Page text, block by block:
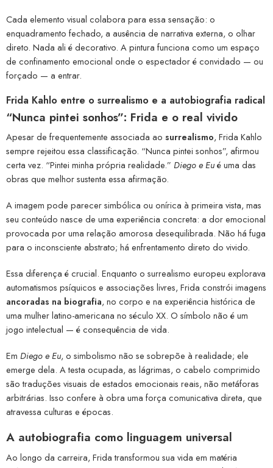
Cada elemento visual colabora para essa sensação: o
enquadramento fechado, a ausência de narrativa externa, o olhar
direto. Nada ali é decorativo. A pintura funciona como um espaço
de confinamento emocional onde o espectador é convidado — ou
forçado — a entrar.
Frida Kahlo entre o surrealismo e a autobiografia radical
“Nunca pintei sonhos”: Frida e o real vivido
Apesar de frequentemente associada ao surrealismo, Frida Kahlo
sempre rejeitou essa classificação. “Nunca pintei sonhos”, afirmou
certa vez. “Pintei minha própria realidade.” Diego e Eué uma das
obras que melhor sustenta essa afirmação.
A imagem pode parecer simbólica ou onírica à primeira vista, mas
seu conteúdo nasce de uma experiência concreta: a dor emocional
provocada por uma relação amorosa desequilibrada. Não há fuga
para o inconsciente abstrato; há enfrentamento direto do vivido.
Essa diferença é crucial. Enquanto o surrealismo europeu explorava
automatismos psíquicos e associações livres, Frida constrói imagens
ancoradas na biografia, no corpo e na experiência histórica de
uma mulher latino-americana no século XX. O símbolo não é um
jogo intelectual — é consequência de vida.
Em Diego e Eu, o simbolismo não se sobrepõe à realidade; ele
emerge dela. A testa ocupada, as lágrimas, o cabelo comprimido
são traduções visuais de estados emocionais reais, não metáforas
arbitrárias. Isso confere à obra uma força comunicativa direta, que
atravessa culturas e épocas.
A autobiografia como linguagem universal
Ao longo da carreira, Frida transformou sua vida em matéria